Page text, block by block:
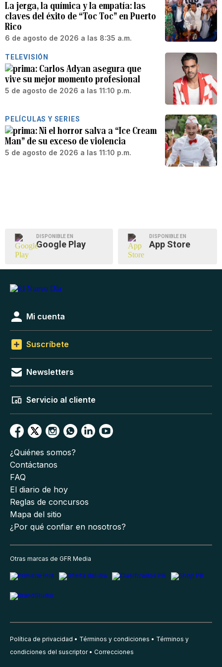
La jerga, la química y la empatía: las
claves del éxito de “Toc Toc” en Puerto
Rico
6 de agosto de 2026 a las 8:35 a.m.
TELEVISIÓN
Carlos Adyan asegura que
vive su mejor momento profesional
5 de agosto de 2026 a las 11:10 p.m.
PELÍCULAS Y SERIES
Ni el horror salva a “Ice Cream
Man” de su exceso de violencia
5 de agosto de 2026 a las 11:10 p.m.
DISPONIBLE EN
Google Play
DISPONIBLE EN
App Store
Mi cuenta
Suscríbete
Newsletters
Servicio al cliente
¿Quiénes somos?
Contáctanos
FAQ
El diario de hoy
Reglas de concursos
Mapa del sitio
¿Por qué confiar en nosotros?
Otras marcas de GFR Media
Política de privacidad Términos y condiciones
Términos y
condiciones del suscriptor
Correcciones